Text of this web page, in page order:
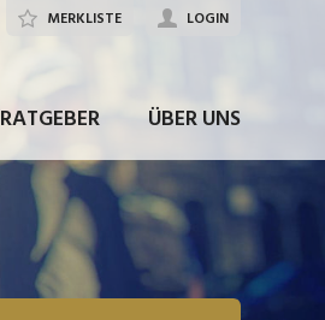
RATGEBER ÜBER UNS
MERKLISTE LOGIN